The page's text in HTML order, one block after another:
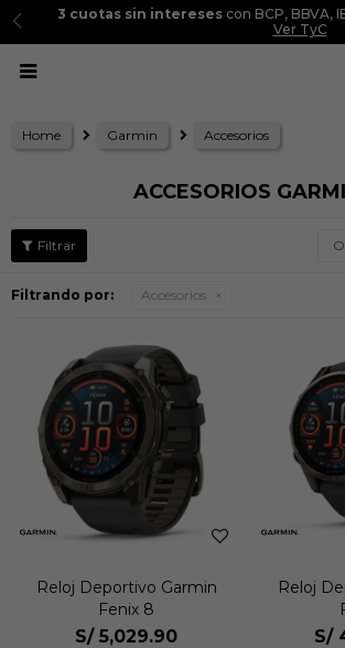
3 cuotas sin interesescon BCP, BBVA, IBK,
Ver TyC

Home Garmin Accesorios
ACCESORIOS
Filtrando por: Accesorios
Reloj Deportivo Garmin
Fenix 8
S/ 5,029.90
Reloj
S/